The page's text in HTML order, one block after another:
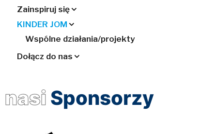
Zainspiruj się
KINDER JOM
Wspólne działania/projekty
Dołącz do nas
nasi Sponsorzy